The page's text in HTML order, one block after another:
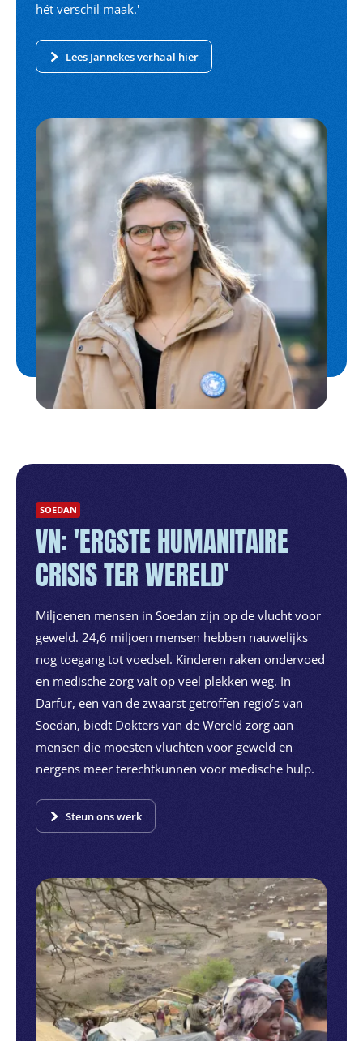
hét verschil maak.'
Lees Jannekes verhaal hier
SOEDAN
VN: 'ERGSTE HUMANITAIRE
CRISIS TER WERELD'
Miljoenen mensen in Soedan zijn op de vlucht voor
geweld. 24,6 miljoen mensen hebben nauwelijks
nog toegang tot voedsel. Kinderen raken ondervoed
en medische zorg valt op veel plekken weg. In
Darfur, een van de zwaarst getroffen regio’s van
Soedan, biedt Dokters van de Wereld zorg aan
mensen die moesten vluchten voor geweld en
nergens meer terechtkunnen voor medische hulp.
Steun ons werk